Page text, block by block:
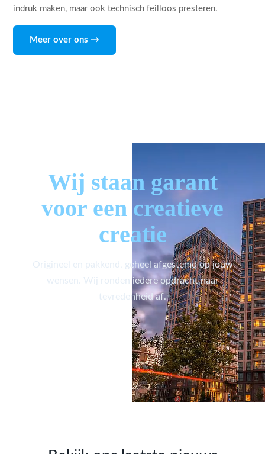
indruk maken, maar ook technisch feilloos presteren.
Meer over ons →
Wij staan garant
voor een creatieve
creatie
Origineel en pakkend, geheel afgestemd op jouw
wensen. Wij ronden iedere opdracht naar
tevredenheid af.